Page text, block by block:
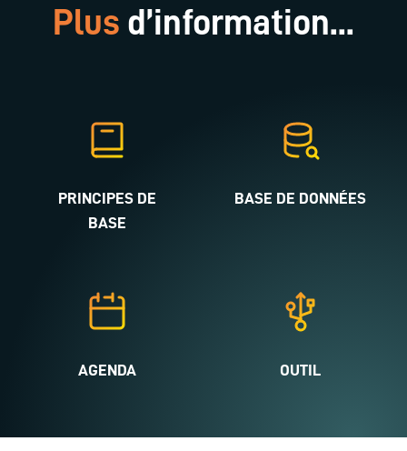
Plus d’information...
PRINCIPES DE
BASE
BASE DE DONNÉES
AGENDA OUTIL